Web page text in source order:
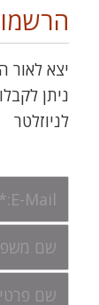
הרשמו
יצא לאור
ניתן
לניוזלטר